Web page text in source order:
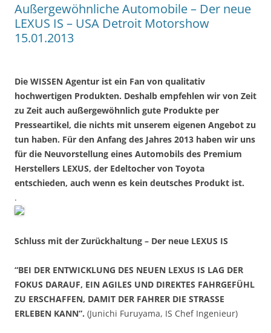
Außergewöhnliche Automobile – Der neue
LEXUS IS – USA Detroit Motorshow
15.01.2013
Die WISSEN Agentur ist ein Fan von qualitativ
hochwertigen Produkten. Deshalb empfehlen wir von Zeit
zu Zeit auch außergewöhnlich gute Produkte per
Presseartikel, die nichts mit unserem eigenen Angebot zu
tun haben. Für den Anfang des Jahres 2013 haben wir uns
für die Neuvorstellung eines Automobils des Premium
Herstellers LEXUS, der Edeltocher von Toyota
entschieden, auch wenn es kein deutsches Produkt ist.
.
Schluss mit der Zurückhaltung – Der neue LEXUS IS
“BEI DER ENTWICKLUNG DES NEUEN LEXUS IS LAG DER
FOKUS DARAUF, EIN AGILES UND DIREKTES FAHRGEFÜHL
ZU ERSCHAFFEN, DAMIT DER FAHRER DIE STRASSE
ERLEBEN KANN”. (Junichi Furuyama, IS Chef Ingenieur)